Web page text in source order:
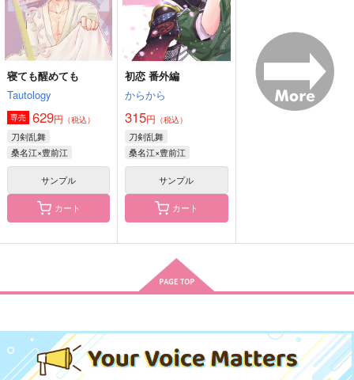
サンプル
作品詳細
サンプル
作品詳細
2,515円
サンプル
作品詳細
ちいりいだあ
ナツノヲワリ
944円
作品詳細
1,998円
サンプル
作品詳細
寝ても醒めても
Tautology
専売 629円 （税込）
刀剣乱舞
桑名江×豊前江
サンプル
カート
初恋 番外編
からから
315円 （税込）
刀剣乱舞
桑名江×豊前江
サンプル
カート